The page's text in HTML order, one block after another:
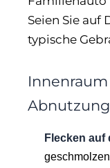
Seien Sie auf
typische
Abnutzung
Flecken auf